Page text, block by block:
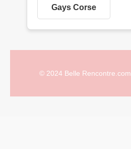
Gays Corse
© 2024 Belle Rencontre.com